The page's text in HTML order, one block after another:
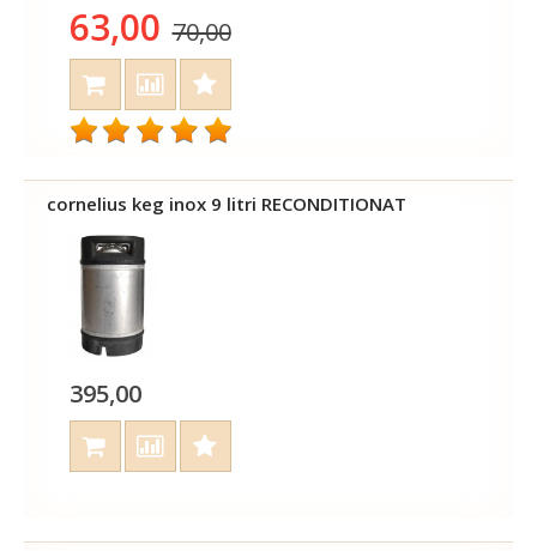
63,00 70,00
cornelius keg inox 9 litri RECONDITIONAT
395,00